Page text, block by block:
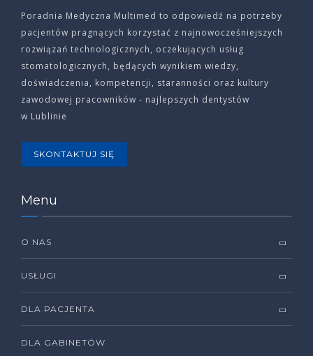
Poradnia Medyczna Multimed to odpowiedź na potrzeby
pacjentów pragnących korzystać z najnowocześniejszych
rozwiązań technologicznych, oczekujących usług
stomatologicznych, będących wynikiem wiedzy,
doświadczenia, kompetencji, staranności oraz kultury
zawodowej pracowników - najlepszych dentystów
w Lublinie
SKONTAKTUJ SIĘ
Menu
O NAS
USŁUGI
DLA PACJENTA
DLA GABINETÓW